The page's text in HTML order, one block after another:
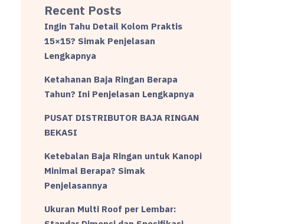
Recent Posts
Ingin Tahu Detail Kolom Praktis
15×15? Simak Penjelasan
Lengkapnya
Ketahanan Baja Ringan Berapa
Tahun? Ini Penjelasan Lengkapnya
PUSAT DISTRIBUTOR BAJA RINGAN
BEKASI
Ketebalan Baja Ringan untuk Kanopi
Minimal Berapa? Simak
Penjelasannya
Ukuran Multi Roof per Lembar: